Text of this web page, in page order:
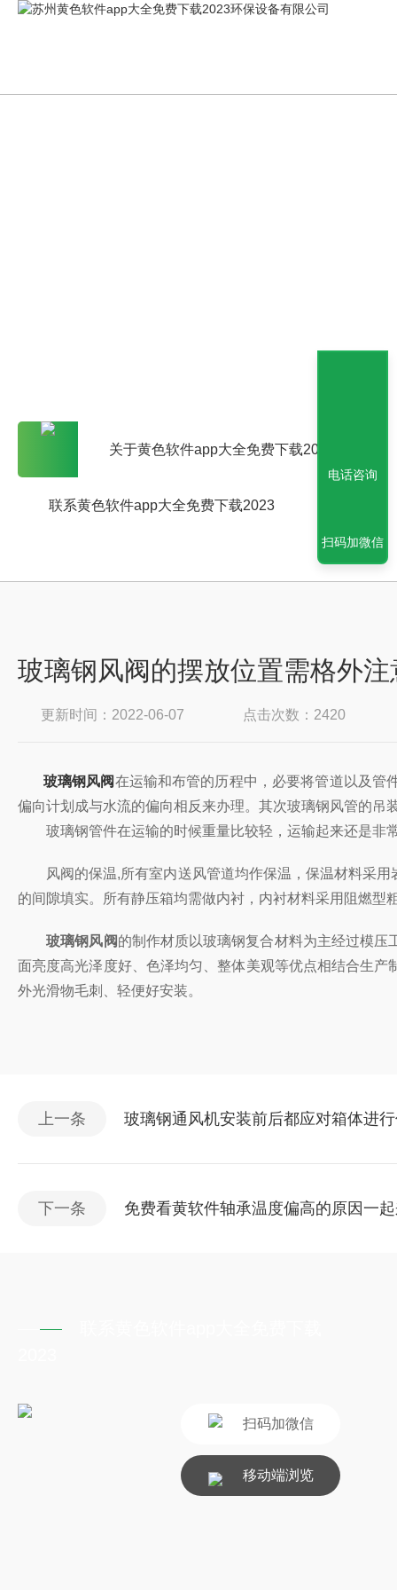
关于黄色软件app大全免费下载2023
联系黄色软件app大全免费下载2023
玻璃钢风阀的摆放位置需格外注
更新时间：2022-06-07 点击次数：2420
玻璃钢风阀在运输和布管的历程中，必要将管道以及管
偏向计划成与水流的偏向相反来办理。其次玻璃钢风管的吊
玻璃钢管件在运输的时候重量比较轻，运输起来还是非常便
风阀的保温,所有室内送风管道均作保温，保温材料采用岩棉
的间隙填实。所有静压箱均需做内衬，内衬材料采用阻燃
玻璃钢风阀的制作材质以玻璃钢复合材料为主经过模压工具高
面亮度高光泽度好、色泽均匀、整体美观等优点相结合生产制
外光滑物毛刺、轻便好安装。
上一条 玻璃钢通风机安装前后都应对箱体进
下一条 免费看黄软件轴承温度偏高的原因一
扫码加微信
移动端浏览
电话咨询
扫码加微信